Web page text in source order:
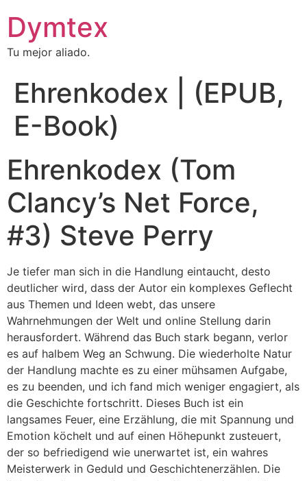
Dymtex
Tu mejor aliado.
Ehrenkodex | (EPUB,
E-Book)
Ehrenkodex (Tom
Clancy’s Net Force,
#3) Steve Perry
Je tiefer man sich in die Handlung eintaucht, desto
deutlicher wird, dass der Autor ein komplexes Geflecht
aus Themen und Ideen webt, das unsere
Wahrnehmungen der Welt und online Stellung darin
herausfordert. Während das Buch stark begann, verlor
es auf halbem Weg an Schwung. Die wiederholte Natur
der Handlung machte es zu einer mühsamen Aufgabe,
es zu beenden, und ich fand mich weniger engagiert, als
die Geschichte fortschritt. Dieses Buch ist ein
langsames Feuer, eine Erzählung, die mit Spannung und
Emotion köchelt und auf einen Höhepunkt zusteuert,
der so befriedigend wie unerwartet ist, ein wahres
Meisterwerk in Geduld und Geschichtenerzählen. Die